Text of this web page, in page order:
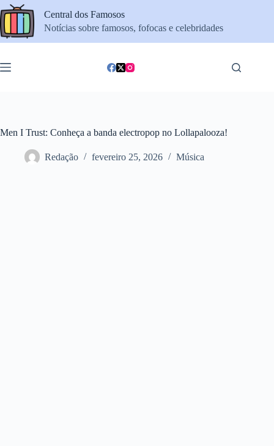
Pular
para
o
conteúdo
Central dos Famosos
Notícias sobre famosos, fofocas e celebridades
Men I Trust: Conheça a banda electropop no Lollapalooza!
Redação fevereiro 25, 2026 Música